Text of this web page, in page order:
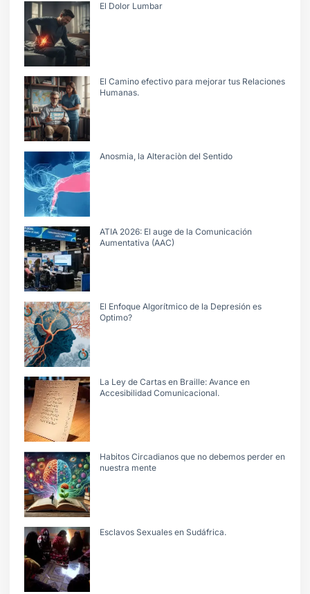
El Dolor Lumbar
El Camino efectivo para mejorar tus Relaciones
Humanas.
Anosmia, la Alteraciòn del Sentido
ATIA 2026: El auge de la Comunicación
Aumentativa (AAC)
El Enfoque Algorítmico de la Depresión es
Optimo?
La Ley de Cartas en Braille: Avance en
Accesibilidad Comunicacional.
Habitos Circadianos que no debemos perder en
nuestra mente
Esclavos Sexuales en Sudáfrica.